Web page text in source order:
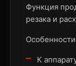
Функция
резака и
К